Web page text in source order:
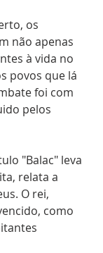
os
não apenas
à vida no
povos que lá
foi com
pelos
"Balac" leva
relata a
O rei,
como